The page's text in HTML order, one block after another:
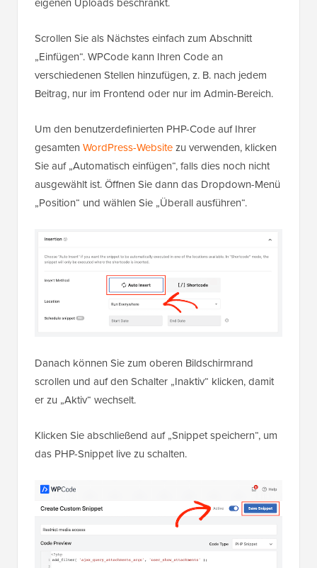
Scrollen Sie als Nächstes einfach zum Abschnitt
„Einfügen“. WPCode kann Ihren Code an
verschiedenen Stellen hinzufügen, z. B. nach jedem
Beitrag, nur im Frontend oder nur im Admin-Bereich.
Um den benutzerdefinierten PHP-Code auf Ihrer
gesamten WordPress-Websitezu verwenden, klicken
Sie auf „Automatisch einfügen“, falls dies noch nicht
ausgewählt ist. Öffnen Sie dann das Dropdown-Menü
„Position“ und wählen Sie „Überall ausführen“.
Danach können Sie zum oberen Bildschirmrand
scrollen und auf den Schalter „Inaktiv“ klicken, damit
er zu „Aktiv“ wechselt.
Klicken Sie abschließend auf „Snippet speichern“, um
das PHP-Snippet live zu schalten.